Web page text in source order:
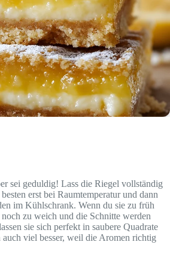
sei geduldig! Lass die Riegel vollständig
erst bei Raumtemperatur und dann
im Kühlschrank. Wenn du sie zu früh
zu weich und die Schnitte werden
sie sich perfekt in saubere Quadrate
auch viel besser, weil die Aromen richtig